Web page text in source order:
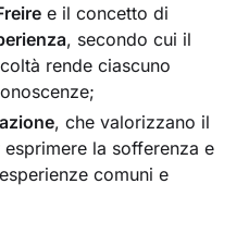
e il concetto di
, secondo cui il
rende ciascuno
, che valorizzano il
la sofferenza e
comuni e